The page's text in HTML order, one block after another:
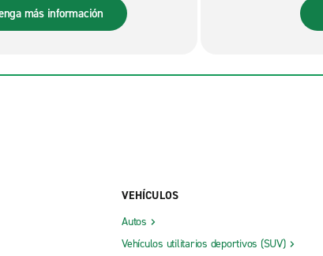
más información
VEHÍCULOS
Autos
Vehículos utilitarios deportivos (SUV)